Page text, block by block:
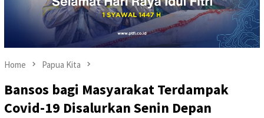
Home Papua Kita
Bansos bagi Masyarakat Terdampak
Covid-19 Disalurkan Senin Depan